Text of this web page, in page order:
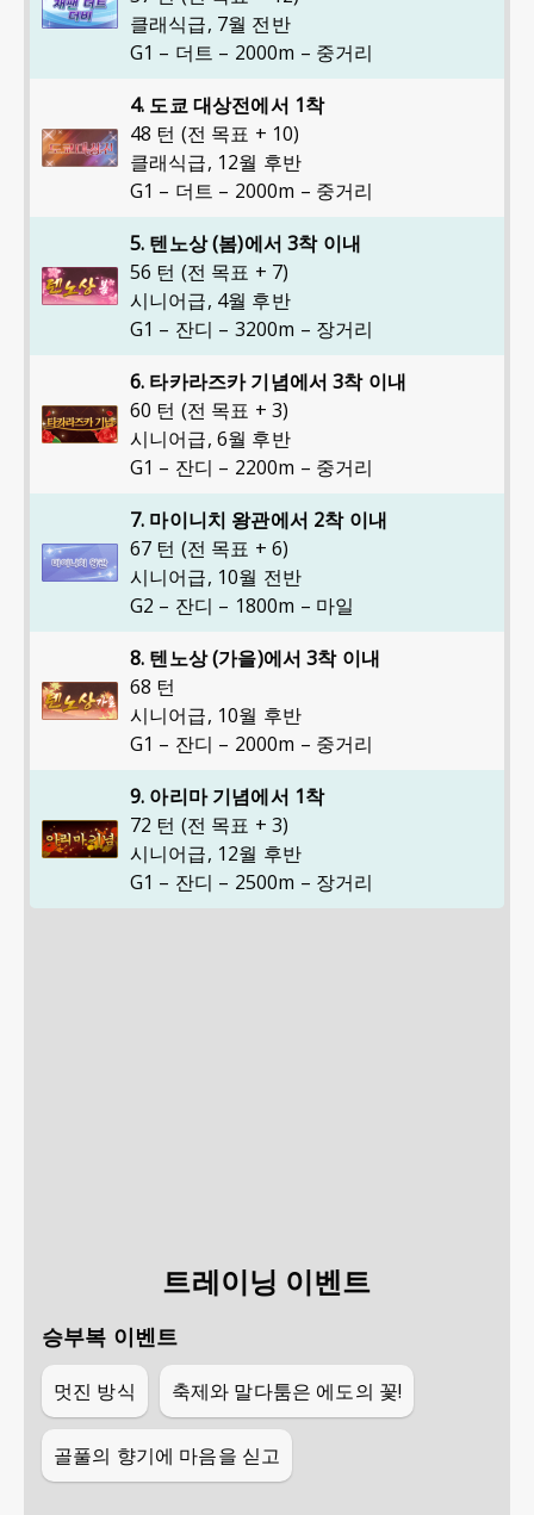
클래식급, 7월 전반
G1 – 더트 – 2000m – 중거리
4. 도쿄 대상전에서 1착
48 턴 (전 목표 + 10)
클래식급, 12월 후반
G1 – 더트 – 2000m – 중거리
5. 텐노상 (봄)에서 3착 이내
56 턴 (전 목표 + 7)
시니어급, 4월 후반
G1 – 잔디 – 3200m – 장거리
6. 타카라즈카 기념에서 3착 이내
60 턴 (전 목표 + 3)
시니어급, 6월 후반
G1 – 잔디 – 2200m – 중거리
7. 마이니치 왕관에서 2착 이내
67 턴 (전 목표 + 6)
시니어급, 10월 전반
G2 – 잔디 – 1800m – 마일
8. 텐노상 (가을)에서 3착 이내
68 턴
시니어급, 10월 후반
G1 – 잔디 – 2000m – 중거리
9. 아리마 기념에서 1착
72 턴 (전 목표 + 3)
시니어급, 12월 후반
G1 – 잔디 – 2500m – 장거리
트레이닝 이벤트
승부복 이벤트
멋진 방식 축제와 말다툼은 에도의 꽃!
골풀의 향기에 마음을 싣고